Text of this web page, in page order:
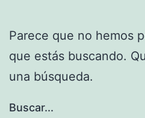
Parece que no hemos
que estás buscando.
una búsqueda.
Buscar...